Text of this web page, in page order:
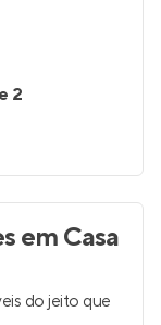
2
em Casa
do jeito que